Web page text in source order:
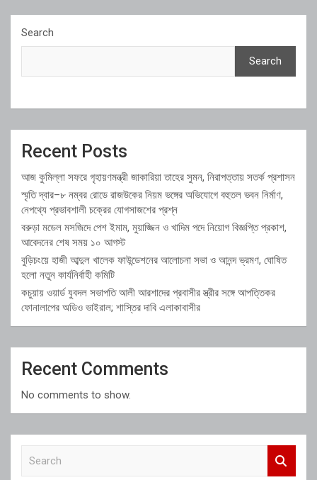
Search
Search
Recent Posts
আজ কুমিল্লা সফরে গৃহায়ণমন্ত্রী জাকারিয়া তাহের সুমন, নিরাপত্তায় সতর্ক প্রশাসন
স্মৃতি দ্বার–৮ নম্বর রোডে রাজউকের নিয়ম ভঙ্গের অভিযোগে বহুতল ভবন নির্মাণ,
নেপথ্যে প্রভাবশালী চক্রের যোগসাজশের প্রশ্ন
বরুড়া মডেল মসজিদে পেশ ইমাম, মুয়াজ্জিন ও খাদিম পদে নিয়োগ বিজ্ঞপ্তি প্রকাশ,
আবেদনের শেষ সময় ১০ আগস্ট
বুড়িচংয়ে হাজী আব্দুল খালেক ফাউন্ডেশনের আলোচনা সভা ও আনন্দ ভ্রমণ, ঘোষিত
হলো নতুন কার্যনির্বাহী কমিটি
কচুয়ায় ওয়ার্ড যুবদল সভাপতি আলী আরশাদের প্রবাসীর স্ত্রীর সঙ্গে আপত্তিকর
ফোনালাপের অডিও ভাইরাল; শাস্তির দাবি এলাকাবাসীর
Recent Comments
No comments to show.